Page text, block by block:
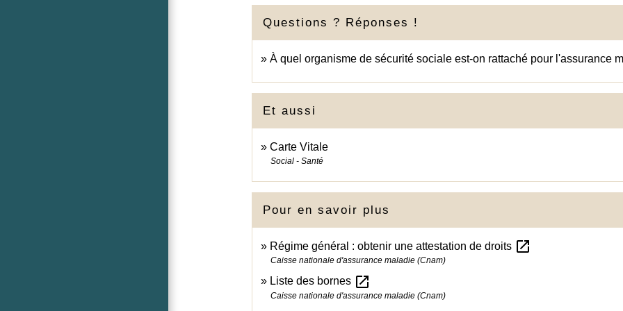
Questions ? Réponses !
À quel organisme de sécurité sociale est-on rattaché pour l'assurance
Et aussi
Carte Vitale
Social - Santé
Pour en savoir plus
Régime général : obtenir une attestation de droits open_in_new
Caisse nationale d'assurance maladie (Cnam)
Liste des bornes open_in_new
Caisse nationale d'assurance maladie (Cnam)